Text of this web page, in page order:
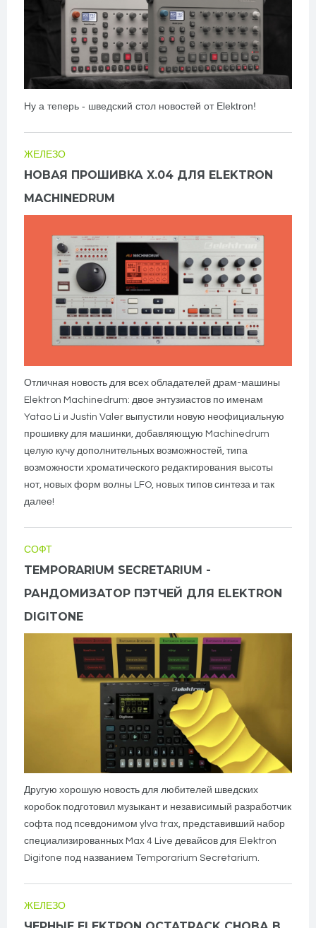
Ну а теперь - шведский стол новостей от Elektron!
ЖЕЛЕЗО
НОВАЯ ПРОШИВКА X.04 ДЛЯ ELEKTRON
MACHINEDRUM
Отличная новость для всех обладателей драм-машины
Elektron Machinedrum: двое энтузиастов по именам
Yatao Li и Justin Valer выпустили новую неофициальную
прошивку для машинки, добавляющую Machinedrum
целую кучу дополнительных возможностей, типа
возможности хроматического редактирования высоты
нот, новых форм волны LFO, новых типов синтеза и так
далее!
СОФТ
TEMPORARIUM SECRETARIUM -
РАНДОМИЗАТОР ПЭТЧЕЙ ДЛЯ ELEKTRON
DIGITONE
Другую хорошую новость для любителей шведских
коробок подготовил музыкант и независимый разработчик
софта под псевдонимом ylva trax, представивший набор
специализированных Max 4 Live девайсов для Elektron
Digitone под названием Temporarium Secretarium.
ЖЕЛЕЗО